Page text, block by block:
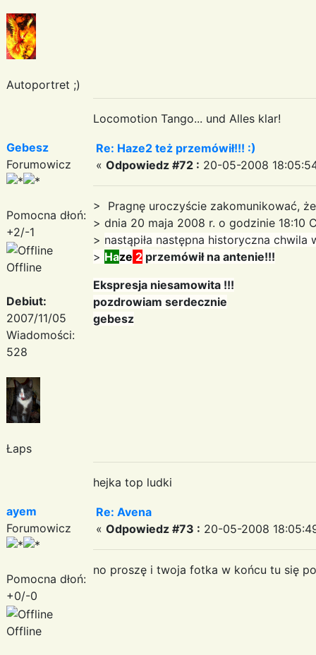
Autoportret ;)
Locomotion Tango... und Alles klar!
Gebesz
Forumowicz
Pomocna dłoń:
+2/-1
Offline
Debiut:
2007/11/05
Wiadomości:
528
Łaps
Re: Haze2 też przemówił!!! :)
« Odpowiedz #72 : 20-05-2008
> Pragnę uroczyście zakomunikować, że
> dnia 20 maja 2008 r. o godzinie 18:10
> nastąpiła następna historyczna chwila
> Haze 2 przemówił na antenie!!!
Ekspresja niesamowita !!!
pozdrowiam serdecznie
gebesz
hejka top ludki
ayem
Forumowicz
Pomocna dłoń:
+0/-0
Offline
Re: Avena
« Odpowiedz #73 : 20-05-2008
no proszę i twoja fotka w końcu tu się